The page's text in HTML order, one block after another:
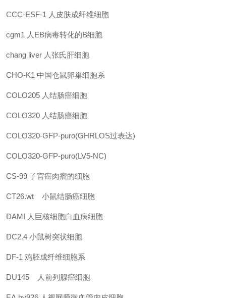
CCC-ESF-1 人皮肤成纤维细胞
cgm1 人EB病毒转化的B细胞
chang liver 人张氏肝细胞
CHO-K1 中国仓鼠卵巢细胞系
COLO205 人结肠癌细胞
COLO320 人结肠癌细胞
COLO320-GFP-puro(GHRLOS过表达)
COLO320-GFP-puro(LV5-NC)
CS-99 子宫癌肉瘤的细胞
CT26.wt 小鼠结肠癌细胞
DAMI 人巨核细胞白血病细胞
DC2.4 小鼠树突状细胞
DF-1 鸡胚成纤维细胞系
DU145 人前列腺癌细胞